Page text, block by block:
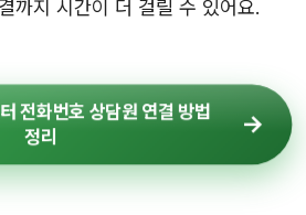
까지 시간이 더 걸릴 수 있어요.
전화번호 상담원 연결 방법
정리